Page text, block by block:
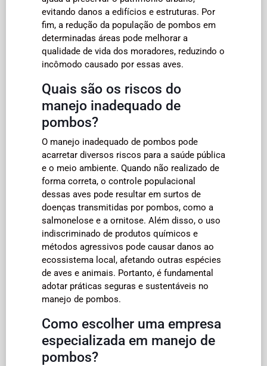
evitando danos a edifícios e estruturas. Por
fim, a redução da população de pombos em
determinadas áreas pode melhorar a
qualidade de vida dos moradores, reduzindo o
incômodo causado por essas aves.
Quais são os riscos do
manejo inadequado de
pombos?
O manejo inadequado de pombos pode
acarretar diversos riscos para a saúde pública
e o meio ambiente. Quando não realizado de
forma correta, o controle populacional
dessas aves pode resultar em surtos de
doenças transmitidas por pombos, como a
salmonelose e a ornitose. Além disso, o uso
indiscriminado de produtos químicos e
métodos agressivos pode causar danos ao
ecossistema local, afetando outras espécies
de aves e animais. Portanto, é fundamental
adotar práticas seguras e sustentáveis no
manejo de pombos.
Como escolher uma empresa
especializada em manejo de
pombos?